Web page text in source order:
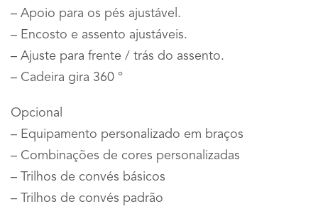
– Apoio para os pés ajustável.
– Encosto e assento ajustáveis.
– Ajuste para frente / trás do assento.
– Cadeira gira 360 °
Opcional
– Equipamento personalizado em braços
– Combinações de cores personalizadas
– Trilhos de convés básicos
– Trilhos de convés padrão